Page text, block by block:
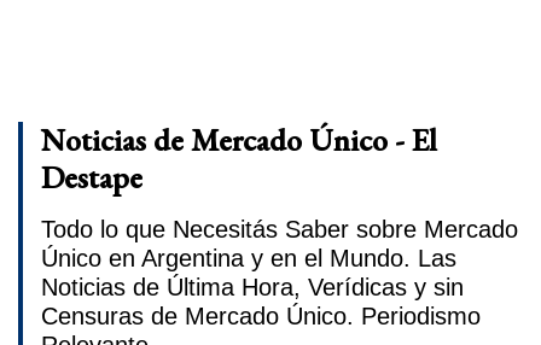
Noticias de Mercado Único - El
Destape
Todo lo que Necesitás Saber sobre Mercado
Único en Argentina y en el Mundo. Las
Noticias de Última Hora, Verídicas y sin
Censuras de Mercado Único. Periodismo